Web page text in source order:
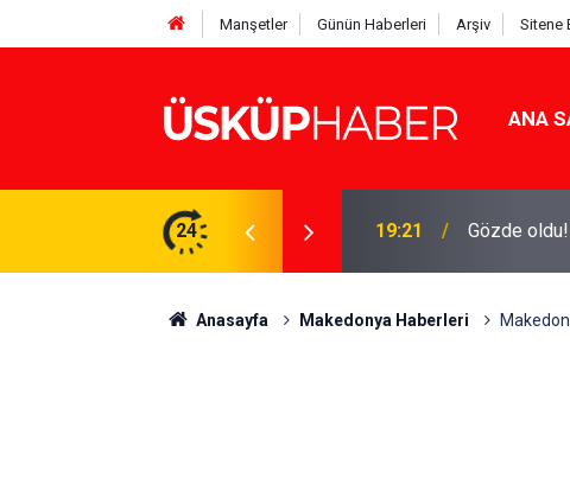
Manşetler Günün Haberleri Arşiv Sitene
ANA
24 19:21 Gözde
Anasayfa Makedonya Haberleri